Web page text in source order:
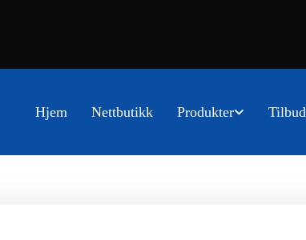
Hjem Nettbutikk Produkter Tilbud